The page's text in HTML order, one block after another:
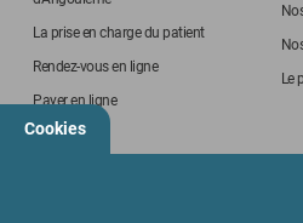
La prise en charge du patient
Rendez-vous en ligne
Payer en ligne
Le
Cookies